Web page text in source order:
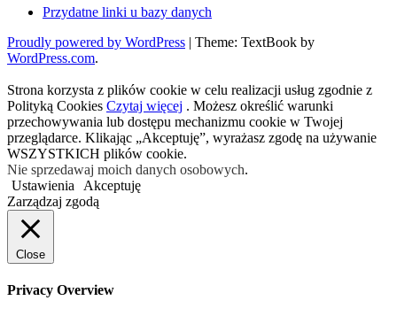
Przydatne linki u bazy danych
Proudly powered by WordPress | Theme: TextBook by
WordPress.com.
Strona korzysta z plików cookie w celu realizacji usług zgodnie z
Polityką Cookies Czytaj więcej . Możesz określić warunki
przechowywania lub dostępu mechanizmu cookie w Twojej
przeglądarce. Klikając „Akceptuję”, wyrażasz zgodę na używanie
WSZYSTKICH plików cookie.
Nie sprzedawaj moich danych osobowych.
Ustawienia
Akceptuję
Zarządzaj zgodą
Close
Privacy Overview